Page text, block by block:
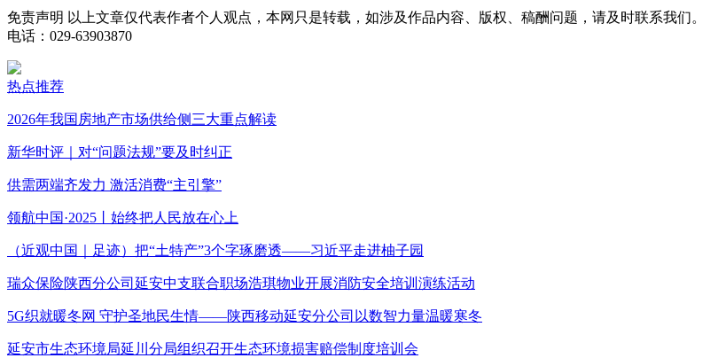
免责声明 以上文章仅代表作者个人观点，本网只是转载，如涉及作品内容、版权、稿酬问题，请及时联系我们。
电话：029-63903870
热点推荐
2026年我国房地产市场供给侧三大重点解读
新华时评｜对“问题法规”要及时纠正
供需两端齐发力 激活消费“主引擎”
领航中国·2025丨始终把人民放在心上
（近观中国｜足迹）把“土特产”3个字琢磨透——习近平走进柚子园
瑞众保险陕西分公司延安中支联合职场浩琪物业开展消防安全培训演练活动
5G织就暖冬网 守护圣地民生情——陕西移动延安分公司以数智力量温暖寒冬
延安市生态环境局延川分局组织召开生态环境损害赔偿制度培训会